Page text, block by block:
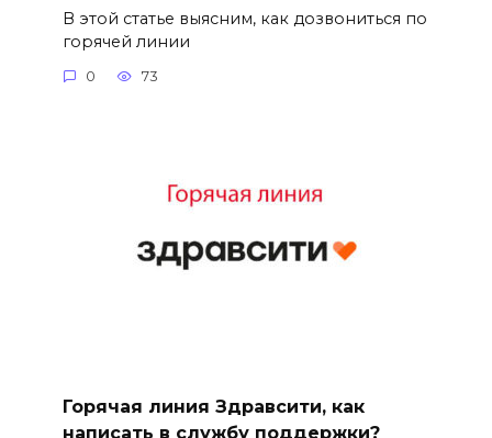
В этой статье выясним, как дозвониться по
горячей линии
0 73
Горячая линия Здравсити, как
написать в службу поддержки?